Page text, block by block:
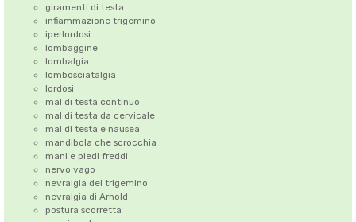
giramenti di testa
infiammazione trigemino
iperlordosi
lombaggine
lombalgia
lombosciatalgia
lordosi
mal di testa continuo
mal di testa da cervicale
mal di testa e nausea
mandibola che scrocchia
mani e piedi freddi
nervo vago
nevralgia del trigemino
nevralgia di Arnold
postura scorretta